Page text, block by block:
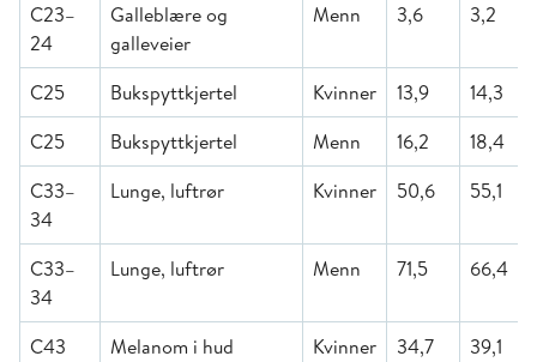
C23–
24
Galleblære og
galleveier
Menn 3,6 3,2
C25 Bukspyttkjertel Kvinner 13,9
14,3
C25
Bukspyttkjertel Menn 16,2
18,4
C33–
34
Lunge, luftrør Kvinner 50,6 55,1
C33–
34
Lunge, luftrør Menn 71,5 66,4
C43 Melanom i hud Kvinner 34,7
39,1